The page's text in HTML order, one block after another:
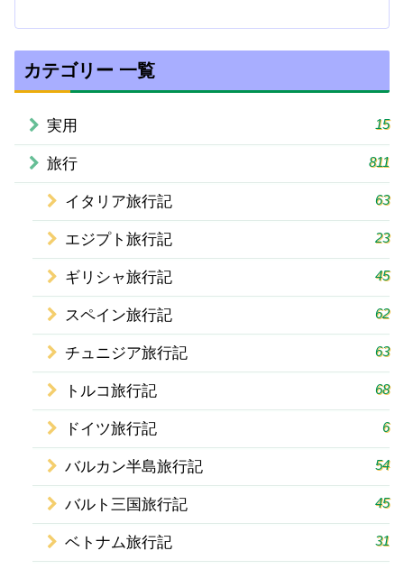
カテゴリー 一覧
実用 15
旅行 811
イタリア旅行記 63
エジプト旅行記 23
ギリシャ旅行記 45
スペイン旅行記 62
チュニジア旅行記 63
トルコ旅行記 68
ドイツ旅行記 6
バルカン半島旅行記 54
バルト三国旅行記 45
ベトナム旅行記 31